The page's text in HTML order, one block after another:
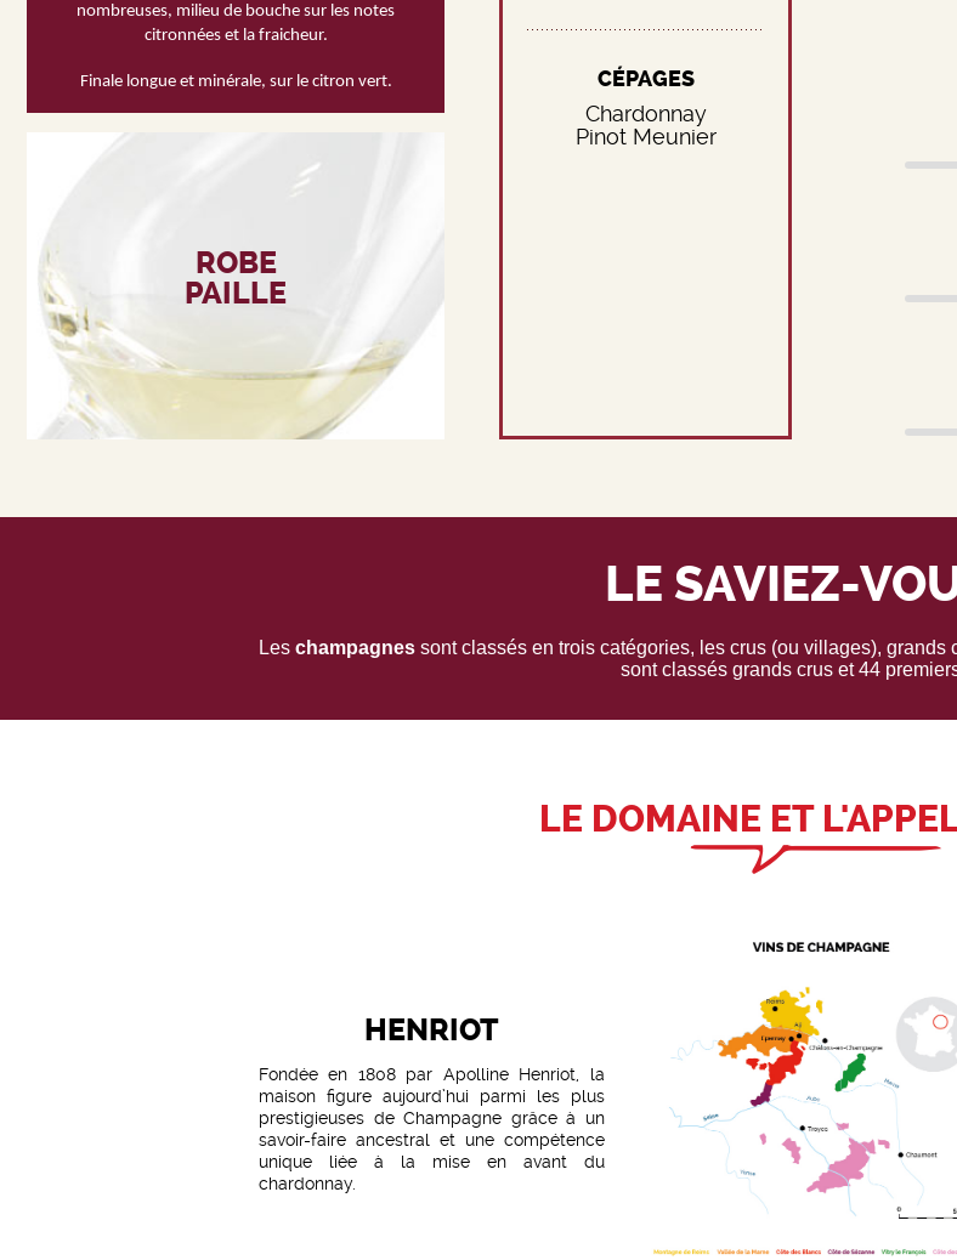
nombreuses, milieu de bouche sur les notes
citronnées et la fraicheur.
Finale longue et minérale, sur le citron vert.
ROBE
PAILLE
CÉPAGES
Chardonnay
Pinot Meunier
LE SAVIEZ-
Les champagnessont classés en trois catégories, les crus (ou villages), grands
sont classés grands crus et 44
LE DOMAINE ET
HENRIOT
Fondée en 1808 par Apolline Henriot, la
maison figure aujourd’hui parmi les plus
prestigieuses de Champagne grâce à un
savoir-faire ancestral et une compétence
unique liée à la mise en avant du
chardonnay.